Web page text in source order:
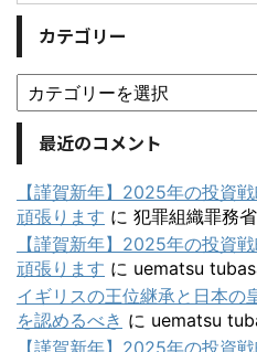
カテゴリー
最近のコメント
【謹賀新年】2025年の投資
頑張ります に 犯罪組織罪務省
【謹賀新年】2025年の投資
頑張ります に uematsu
イギリスの王位継承と日本の
を認めるべき に uematsu
【謹賀新年】2025年の投資